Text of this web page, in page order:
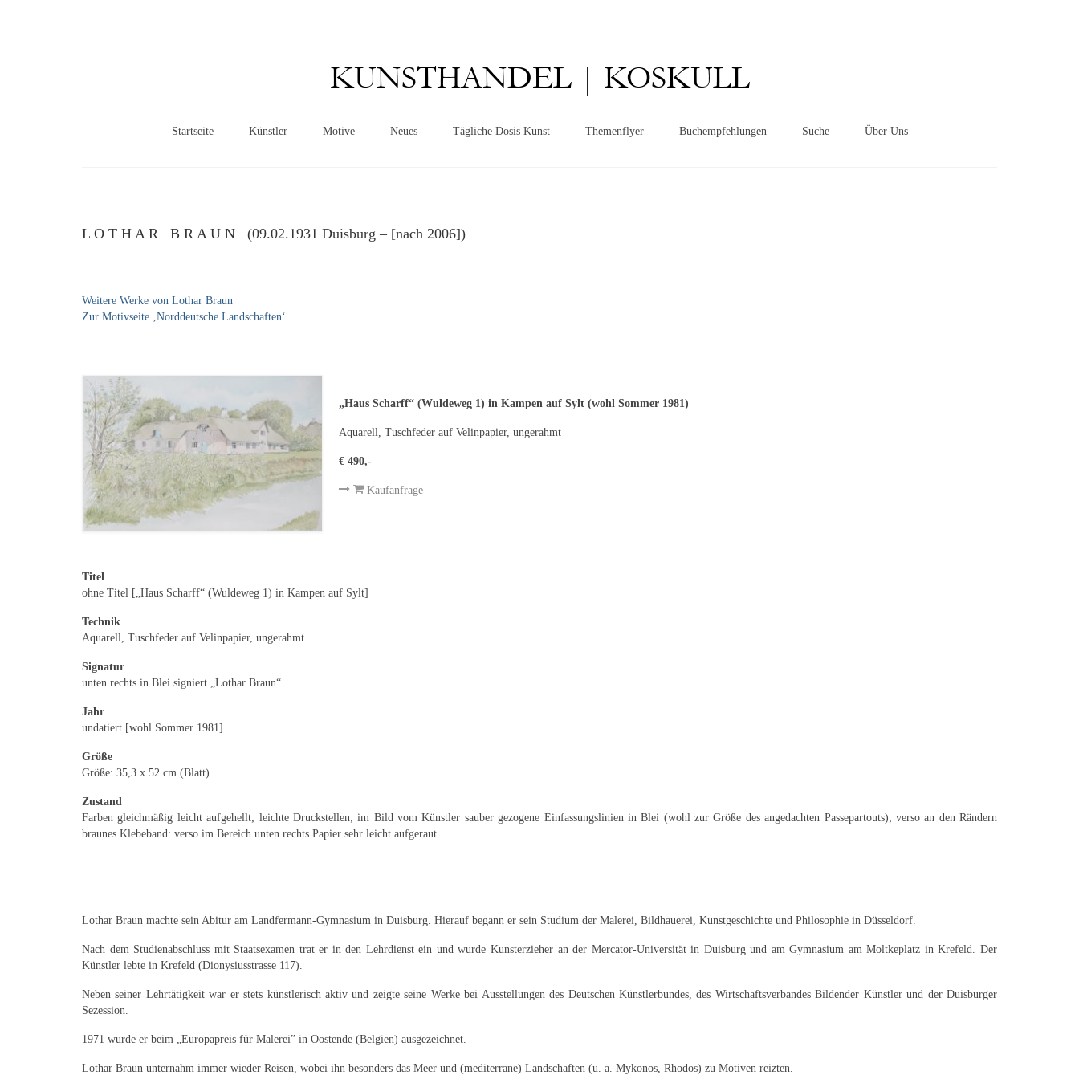
KUNSTHANDEL | KOSKULL
Startseite Künstler Motive Neues Tägliche Dosis Kunst Themenflyer Buchempfehlungen Suche Über Uns
L O T H A R B R A U N (09.02.1931 Duisburg – [nach 2006])
Weitere Werke von Lothar Braun
Zur Motivseite ‚Norddeutsche Landschaften‘
„Haus Scharff“ (Wuldeweg 1) in Kampen auf Sylt (wohl Sommer 1981)
Aquarell, Tuschfeder auf Velinpapier, ungerahmt
€ 490,-
Kaufanfrage
Titel
ohne Titel [„Haus Scharff“ (Wuldeweg 1) in Kampen auf Sylt]
Technik
Aquarell, Tuschfeder auf Velinpapier, ungerahmt
Signatur
unten rechts in Blei signiert „Lothar Braun“
Jahr
undatiert [wohl Sommer 1981]
Größe
Größe: 35,3 x 52 cm (Blatt)
Zustand
Farben gleichmäßig leicht aufgehellt; leichte Druckstellen; im Bild vom Künstler sauber gezogene Einfassungslinien in Blei (wohl zur Größe des angedachten Passepartouts); verso an den Rändern
braunes Klebeband: verso im Bereich unten rechts Papier sehr leicht aufgeraut
Lothar Braun machte sein Abitur am Landfermann-Gymnasium in Duisburg. Hierauf begann er sein Studium der Malerei, Bildhauerei, Kunstgeschichte und Philosophie in Düsseldorf.
Nach dem Studienabschluss mit Staatsexamen trat er in den Lehrdienst ein und wurde Kunsterzieher an der Mercator-Universität in Duisburg und am Gymnasium am Moltkeplatz in Krefeld. Der
Künstler lebte in Krefeld (Dionysiusstrasse 117).
Neben seiner Lehrtätigkeit war er stets künstlerisch aktiv und zeigte seine Werke bei Ausstellungen des Deutschen Künstlerbundes, des Wirtschaftsverbandes Bildender Künstler und der Duisburger
Sezession.
1971 wurde er beim „Europapreis für Malerei” in Oostende (Belgien) ausgezeichnet.
Lothar Braun unternahm immer wieder Reisen, wobei ihn besonders das Meer und (mediterrane) Landschaften (u. a. Mykonos, Rhodos) zu Motiven reizten.